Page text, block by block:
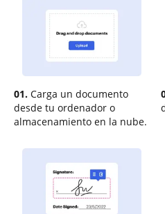
01. Carga un documento
desde tu ordenador o
almacenamiento en la nube.